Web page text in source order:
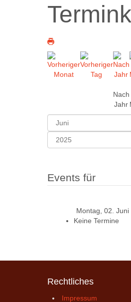
Nach
Jahr
Events für
Montag, 02. Juni
Keine Termine
Rechtliches
Impressum